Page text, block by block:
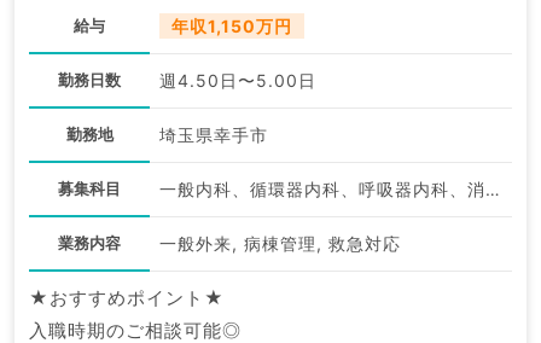
給与 年収1,150万円
勤務日数 週4.50日〜5.00日
勤務地 埼玉県幸手市
募集科目 一般内科、循環器内科、呼吸器内科、消化器内科、内分泌・代謝内科
業務内容 一般外来, 病棟管理, 救急対応
★おすすめポイント★
入職時期のご相談可能◎